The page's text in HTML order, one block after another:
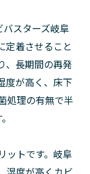
バスターズ岐阜
定着させること
、長期間の再発
度が高く、床下
処理の有無で半
ットです。岐阜